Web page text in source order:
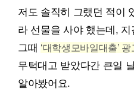
저도 솔직히 그랬던 적이
라 선물을 사야 했는데,
그때 ‘대학생모바일대출’
무턱대고 받았다간 큰일
알아봤어요.